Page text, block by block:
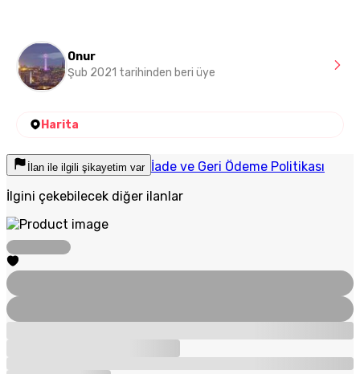
Onur
Şub 2021 tarihinden beri üye
Harita
İlan ile ilgili şikayetim var İade ve Geri Ödeme Politikası
İlgini çekebilecek diğer ilanlar